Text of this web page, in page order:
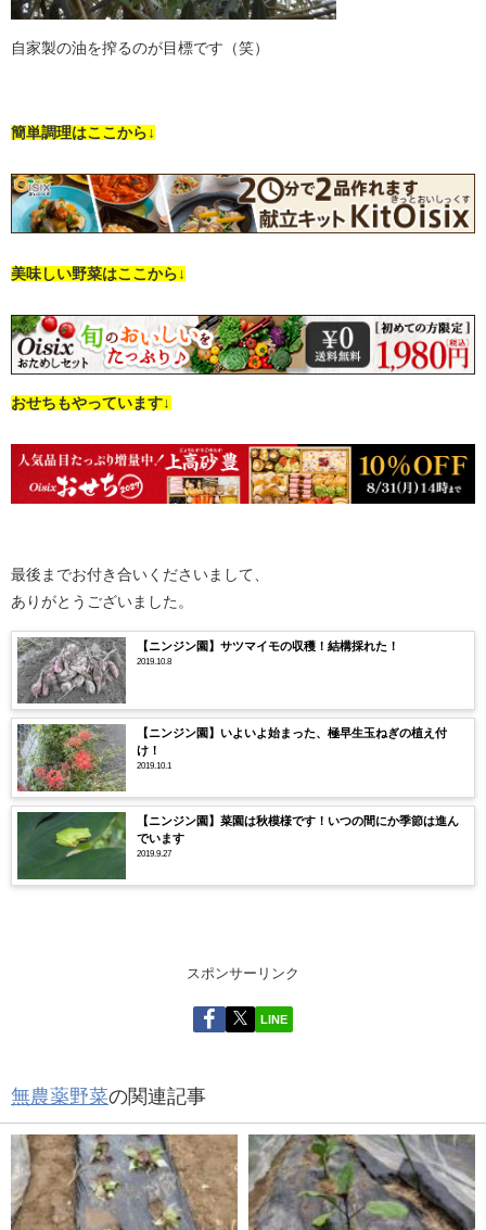
自家製の油を搾るのが目標です（笑）
簡単調理はここから↓
美味しい野菜はここから↓
おせちもやっています↓
最後までお付き合いくださいまして、
ありがとうございました。
【ニンジン園】サツマイモの収穫！結構採れた！
2019.10.8
【ニンジン園】いよいよ始まった、極早生玉ねぎの植え付
け！
2019.10.1
【ニンジン園】菜園は秋模様です！いつの間にか季節は進ん
でいます
2019.9.27
スポンサーリンク
LINE
無農薬野菜の関連記事